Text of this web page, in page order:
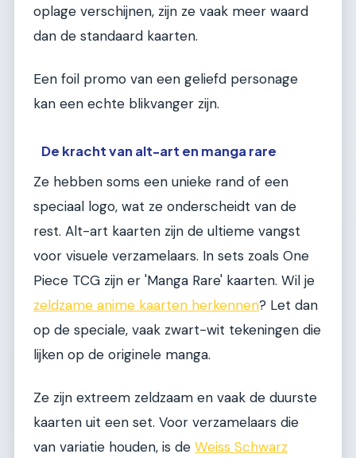
oplage verschijnen, zijn ze vaak meer waard
dan de standaard kaarten.
Een foil promo van een geliefd personage
kan een echte blikvanger zijn.
De kracht van alt-art en manga rare
Ze hebben soms een unieke rand of een
speciaal logo, wat ze onderscheidt van de
rest. Alt-art kaarten zijn de ultieme vangst
voor visuele verzamelaars. In sets zoals One
Piece TCG zijn er 'Manga Rare' kaarten. Wil je
zeldzame anime kaarten herkennen? Let dan
op de speciale, vaak zwart-wit tekeningen die
lijken op de originele manga.
Ze zijn extreem zeldzaam en vaak de duurste
kaarten uit een set. Voor verzamelaars die
van variatie houden, is de Weiss Schwarz